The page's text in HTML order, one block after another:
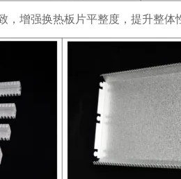
增强换热板片平整度，提升整体